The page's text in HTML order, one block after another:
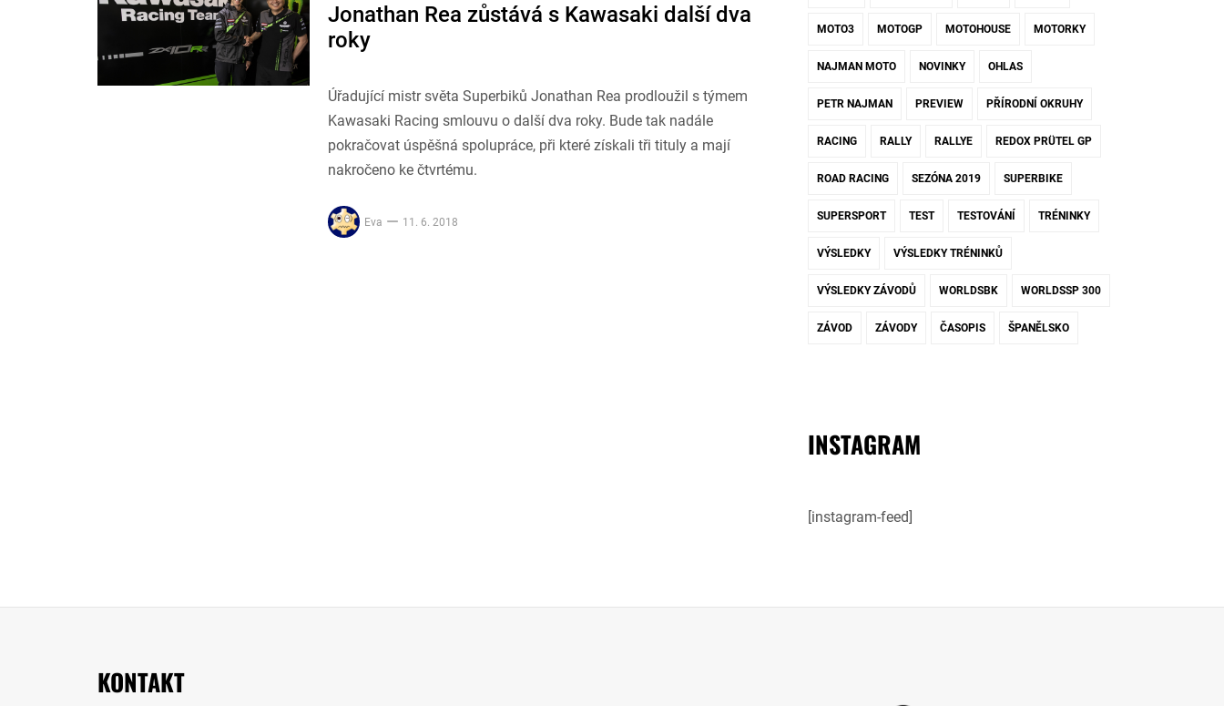
Jonathan Rea zůstává s Kawasaki další dva
roky
Úřadující mistr světa Superbiků Jonathan Rea prodloužil s týmem
Kawasaki Racing smlouvu o další dva roky. Bude tak nadále
pokračovat úspěšná spolupráce, při které získali tři tituly a mají
nakročeno ke čtvrtému.
Eva 11. 6. 2018
MOTO3 MOTOGP MOTOHOUSE MOTORKY
NAJMAN MOTO NOVINKY OHLAS
PETR NAJMAN PREVIEW PŘÍRODNÍ OKRUHY
RACING RALLY RALLYE REDOX PRÜTEL GP
ROAD RACING SEZÓNA 2019 SUPERBIKE
SUPERSPORT TEST TESTOVÁNÍ TRÉNINKY
VÝSLEDKY VÝSLEDKY TRÉNINKŮ
VÝSLEDKY ZÁVODŮ WORLDSBK WORLDSSP 300
ZÁVOD ZÁVODY ČASOPIS ŠPANĚLSKO
INSTAGRAM
[instagram-feed]
KONTAKT